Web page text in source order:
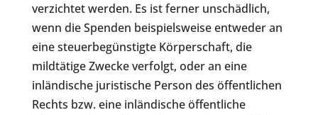
verzichtet werden. Es ist ferner unschädlich,
wenn die Spenden beispielsweise entweder an
eine steuerbegünstigte Körperschaft, die
mildtätige Zwecke verfolgt, oder an eine
inländische juristische Person des öffentlichen
Rechts bzw. eine inländische öffentliche